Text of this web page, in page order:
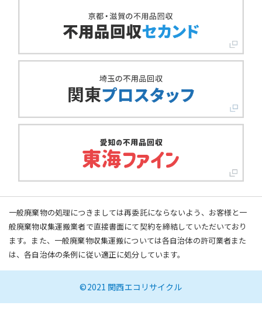
一般廃棄物の処理につきましては再委託にならないよう、お客様と一
般廃棄物収集運搬業者で直接書面にて契約を締結していただいており
ます。また、一般廃棄物収集運搬については各自治体の許可業者また
は、各自治体の条例に従い適正に処分しています。
©2021 関西エコリサイクル